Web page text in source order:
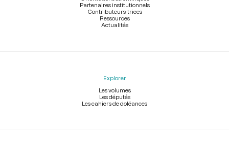
Partenaires institutionnels
Contributeurs-trices
Ressources
Actualités
Explorer
Les volumes
Les députés
Les cahiers de doléances